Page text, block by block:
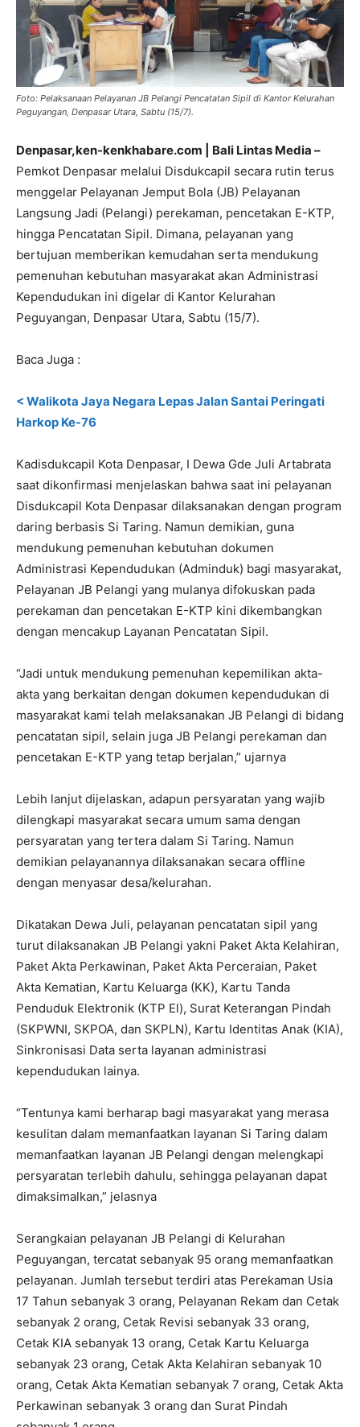
Foto: Pelaksanaan Pelayanan JB Pelangi Pencatatan Sipil di Kantor Kelurahan
Peguyangan, Denpasar Utara, Sabtu (15/7).
Denpasar,ken-kenkhabare.com | Bali Lintas Media –
Pemkot Denpasar melalui Disdukcapil secara rutin terus
menggelar Pelayanan Jemput Bola (JB) Pelayanan
Langsung Jadi (Pelangi) perekaman, pencetakan E-KTP,
hingga Pencatatan Sipil. Dimana, pelayanan yang
bertujuan memberikan kemudahan serta mendukung
pemenuhan kebutuhan masyarakat akan Administrasi
Kependudukan ini digelar di Kantor Kelurahan
Peguyangan, Denpasar Utara, Sabtu (15/7).
Baca Juga :
< Walikota Jaya Negara Lepas Jalan Santai Peringati
Harkop Ke-76
Kadisdukcapil Kota Denpasar, I Dewa Gde Juli Artabrata
saat dikonfirmasi menjelaskan bahwa saat ini pelayanan
Disdukcapil Kota Denpasar dilaksanakan dengan program
daring berbasis Si Taring. Namun demikian, guna
mendukung pemenuhan kebutuhan dokumen
Administrasi Kependudukan (Adminduk) bagi masyarakat,
Pelayanan JB Pelangi yang mulanya difokuskan pada
perekaman dan pencetakan E-KTP kini dikembangkan
dengan mencakup Layanan Pencatatan Sipil.
“Jadi untuk mendukung pemenuhan kepemilikan akta-
akta yang berkaitan dengan dokumen kependudukan di
masyarakat kami telah melaksanakan JB Pelangi di bidang
pencatatan sipil, selain juga JB Pelangi perekaman dan
pencetakan E-KTP yang tetap berjalan,” ujarnya
Lebih lanjut dijelaskan, adapun persyaratan yang wajib
dilengkapi masyarakat secara umum sama dengan
persyaratan yang tertera dalam Si Taring. Namun
demikian pelayanannya dilaksanakan secara offline
dengan menyasar desa/kelurahan.
Dikatakan Dewa Juli, pelayanan pencatatan sipil yang
turut dilaksanakan JB Pelangi yakni Paket Akta Kelahiran,
Paket Akta Perkawinan, Paket Akta Perceraian, Paket
Akta Kematian, Kartu Keluarga (KK), Kartu Tanda
Penduduk Elektronik (KTP El), Surat Keterangan Pindah
(SKPWNI, SKPOA, dan SKPLN), Kartu Identitas Anak (KIA),
Sinkronisasi Data serta layanan administrasi
kependudukan lainya.
“Tentunya kami berharap bagi masyarakat yang merasa
kesulitan dalam memanfaatkan layanan Si Taring dalam
memanfaatkan layanan JB Pelangi dengan melengkapi
persyaratan terlebih dahulu, sehingga pelayanan dapat
dimaksimalkan,” jelasnya
Serangkaian pelayanan JB Pelangi di Kelurahan
Peguyangan, tercatat sebanyak 95 orang memanfaatkan
pelayanan. Jumlah tersebut terdiri atas Perekaman Usia
17 Tahun sebanyak 3 orang, Pelayanan Rekam dan Cetak
sebanyak 2 orang, Cetak Revisi sebanyak 33 orang,
Cetak KIA sebanyak 13 orang, Cetak Kartu Keluarga
sebanyak 23 orang, Cetak Akta Kelahiran sebanyak 10
orang, Cetak Akta Kematian sebanyak 7 orang, Cetak Akta
Perkawinan sebanyak 3 orang dan Surat Pindah